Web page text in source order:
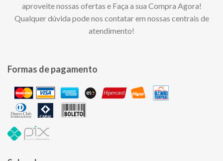
aproveite nossas ofertas e Faça a sua Compra Agora!
Qualquer dúvida pode nos contatar em nossas centrais de
atendimento!
Formas de pagamento